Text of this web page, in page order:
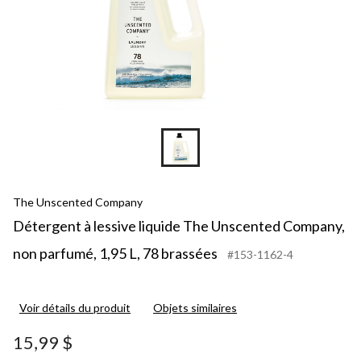
The Unscented Company
Détergent à lessive liquide The Unscented Company,
non parfumé, 1,95 L, 78 brassées
#153-1162-4
Voir détails du produit Objets similaires
15,99 $